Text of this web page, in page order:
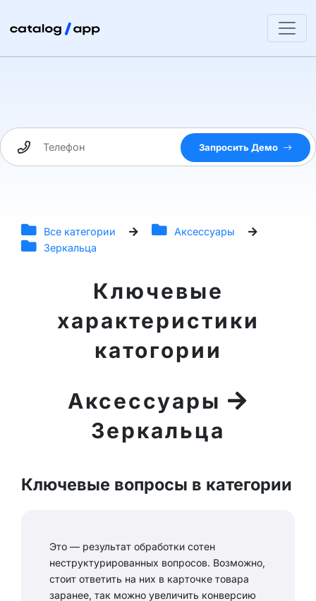
Запросить Демо
Все категории
Аксессуары
Зеркальца
Ключевые
характеристики
катогории
Аксессуары
Зеркальца
Ключевые вопросы в категории
Это — результат обработки сотен
неструктурированных вопросов. Возможно,
стоит ответить на них в карточке товара
заранее, так можно увеличить конверсию